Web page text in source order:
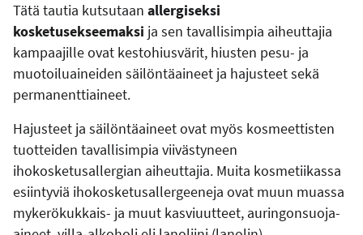
Tätä tautia kutsutaan allergiseksi
kosketusekseemaksi ja sen tavallisimpia aiheuttajia
kampaajille ovat kestohiusvärit, hiusten pesu- ja
muotoiluaineiden säilöntäaineet ja hajusteet sekä
permanenttiaineet.
Hajusteet ja säilöntäaineet ovat myös kosmeettisten
tuotteiden tavallisimpia viivästyneen
ihokosketusallergian aiheuttajia. Muita kosmetiikassa
esiintyviä ihokosketusallergeeneja ovat muun muassa
mykerökukkais- ja muut kasviuutteet, auringonsuoja-